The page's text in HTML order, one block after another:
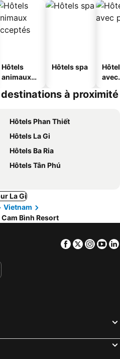
Hôtels
animaux
Hôtels spa
avec
à proximité
Hôtels Phan Thiết
Hôtels La Gi
Hôtels Ba Ria
Hôtels Tân Phú
La Gi
Vietnam
Cam Bình Resort
Facebook
Twitter